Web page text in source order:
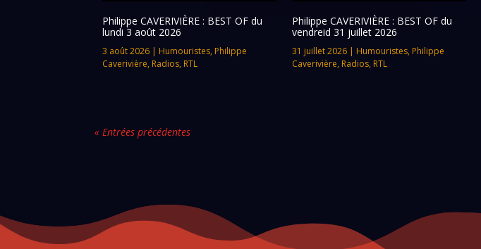
Philippe CAVERIVIÈRE : BEST OF du
lundi 3 août 2026
3 août 2026 | Humouristes, Philippe
Caverivière, Radios, RTL
Philippe CAVERIVIÈRE : BEST OF du
vendreid 31 juillet 2026
31 juillet 2026| Humouristes, Philippe
Caverivière, Radios, RTL
« Entrées précédentes